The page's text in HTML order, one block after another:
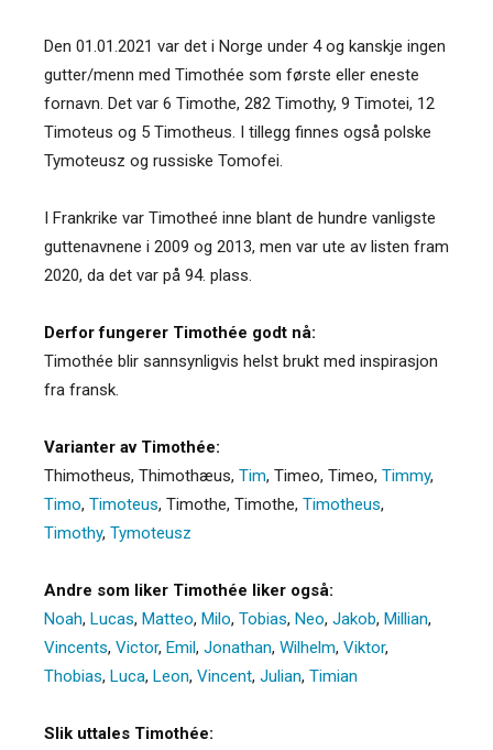
Den 01.01.2021 var det i Norge under 4 og kanskje ingen
gutter/menn med Timothée som første eller eneste
fornavn. Det var 6 Timothe, 282 Timothy, 9 Timotei, 12
Timoteus og 5 Timotheus. I tillegg finnes også polske
Tymoteusz og russiske Tomofei.
I Frankrike var Timotheé inne blant de hundre vanligste
guttenavnene i 2009 og 2013, men var ute av listen fram
2020, da det var på 94. plass.
Derfor fungerer Timothée godt nå:
Timothée blir sannsynligvis helst brukt med inspirasjon
fra fransk.
Varianter av Timothée:
Thimotheus, Thimothæus, Tim, Timeo, Timeo, Timmy,
Timo, Timoteus, Timothe, Timothe, Timotheus,
Timothy, Tymoteusz
Andre som liker Timothée liker også:
Noah, Lucas, Matteo, Milo, Tobias, Neo, Jakob, Millian,
Vincents, Victor, Emil, Jonathan, Wilhelm, Viktor,
Thobias, Luca, Leon, Vincent, Julian, Timian
Slik uttales Timothée: